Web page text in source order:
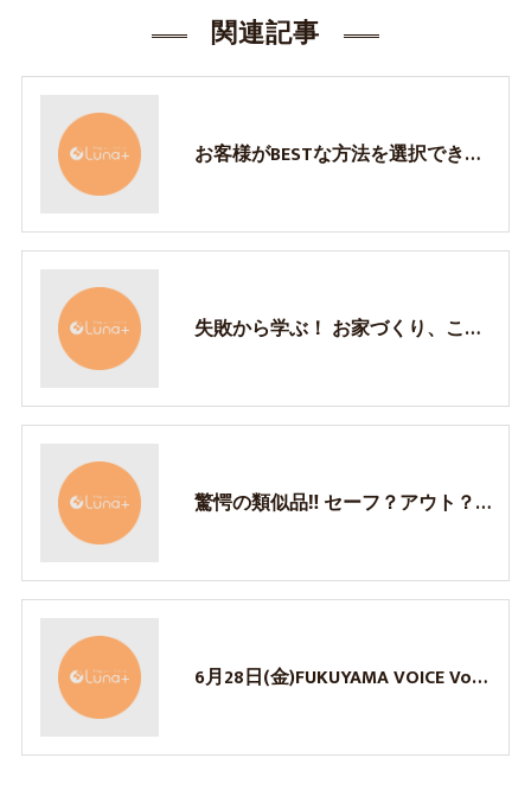
関連記事
お客様がBESTな方法を選択できる 1番有効な方法✨
失敗から学ぶ！ お家づくり、これ気をつけて❣️
驚愕の類似品‼️ セーフ？アウト？ あなたの価値観はいかに！？
6月28日(金)FUKUYAMA VOICE Vol.9 登壇のお知らせ